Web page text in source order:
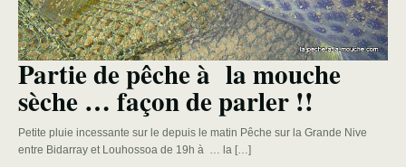
Partie de pêche à la mouche
sèche … façon de parler !!
Petite pluie incessante sur le depuis le matin Pêche sur la Grande Nive
entre Bidarray et Louhossoa de 19h à … la […]